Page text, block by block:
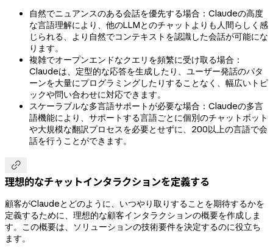
自然でニュアンスのある会話を優先する場合：Claudeの高度
な言語理解により、他のLLMとのチャットよりも人間らしく感
じられる、より自然でコンテキストを認識した会話が可能にな
ります。
複雑でオープンエンドなクエリを頻繁に受け取る場合：
Claudeは、定型的な応答を生成したり、ユーザー発話のパタ
ーンを大量にプログラミングしたりすることなく、幅広いトピ
ックや問い合わせに対応できます。
スケーラブルな多言語サポートが必要な場合：Claudeの多言
語機能により、サポートする言語ごとに個別のチャットボット
や大規模な翻訳プロセスを必要とせずに、200以上の言語で会
話を行うことができます。

理想的なチャットインタラクションを定義する
顧客がClaudeとどのように、いつやり取りすることを期待するかを
定義するために、理想的な顧客インタラクションの概要を作成しま
す。この概要は、ソリューションの技術要件を決定するのに役立ち
ます。